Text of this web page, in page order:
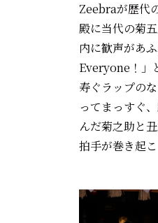
Zeebraが歴代
殿に当代の菊
内に歓声があ
Everyone！」
寿ぐラップの
ってまっすぐ
んだ菊之助と
拍手が巻き起こ